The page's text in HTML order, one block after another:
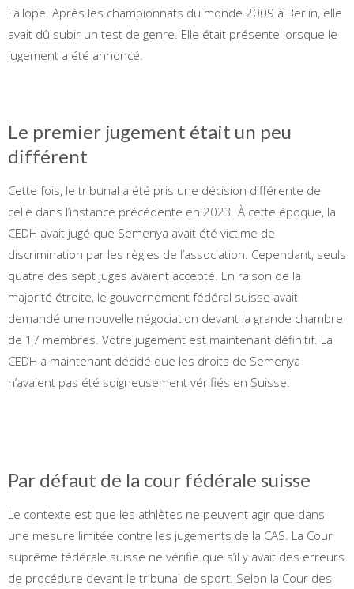
Fallope. Après les championnats du monde 2009 à Berlin, elle
avait dû subir un test de genre. Elle était présente lorsque le
jugement a été annoncé.
Le premier jugement était un peu
différent
Cette fois, le tribunal a été pris une décision différente de
celle dans l’instance précédente en 2023. À cette époque, la
CEDH avait jugé que Semenya avait été victime de
discrimination par les règles de l’association. Cependant, seuls
quatre des sept juges avaient accepté. En raison de la
majorité étroite, le gouvernement fédéral suisse avait
demandé une nouvelle négociation devant la grande chambre
de 17 membres. Votre jugement est maintenant définitif. La
CEDH a maintenant décidé que les droits de Semenya
n’avaient pas été soigneusement vérifiés en Suisse.
Par défaut de la cour fédérale suisse
Le contexte est que les athlètes ne peuvent agir que dans
une mesure limitée contre les jugements de la CAS. La Cour
suprême fédérale suisse ne vérifie que s’il y avait des erreurs
de procédure devant le tribunal de sport. Selon la Cour des